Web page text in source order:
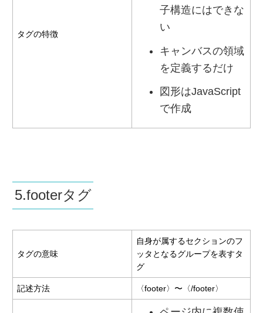
タグの特徴
子構造にはできな
い
キャンバスの領域
を定義するだけ
図形はJavaScript
で作成
5.footerタグ
タグの意味
自身が属するセクションのフ
ッタとなるグループを表すタ
グ
記述方法 〈footer〉〜〈/footer〉